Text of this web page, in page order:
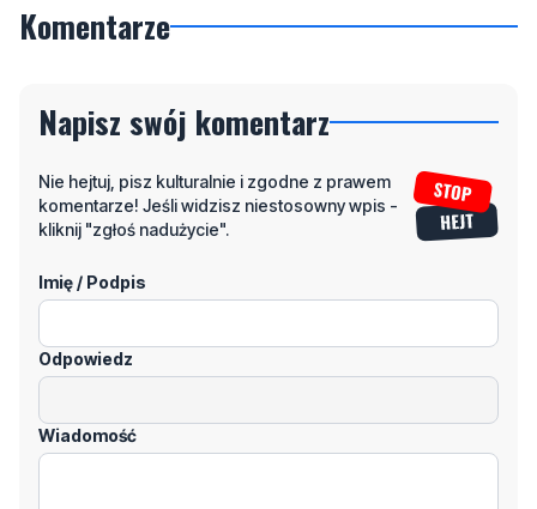
Komentarze
Napisz swój komentarz
Nie hejtuj, pisz kulturalnie i zgodne z prawem
komentarze! Jeśli widzisz niestosowny wpis -
kliknij "zgłoś nadużycie".
Imię / Podpis
Odpowiedz
Wiadomość